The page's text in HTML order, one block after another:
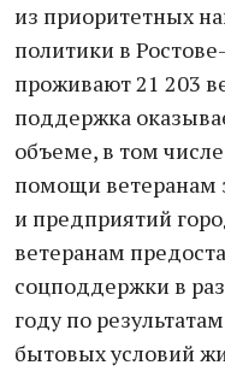
из приоритетных
политики в
проживают 21 203
поддержка
объеме, в том
помощи ветеранам
и предприятий
ветеранам
соцподдержки в
году по
бытовых условий